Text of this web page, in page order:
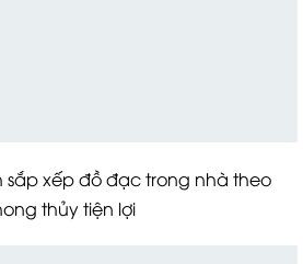
đồ đạc trong nhà theo
thủy tiện lợi